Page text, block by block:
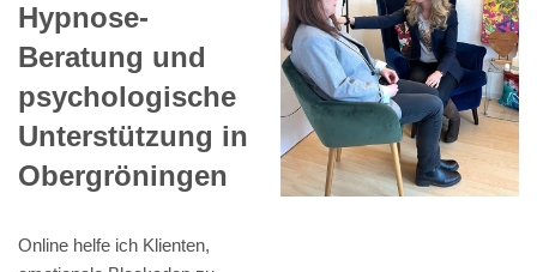
Hypnose-
Beratung und
psychologische
Unterstützung in
Obergröningen
Online helfe ich Klienten,